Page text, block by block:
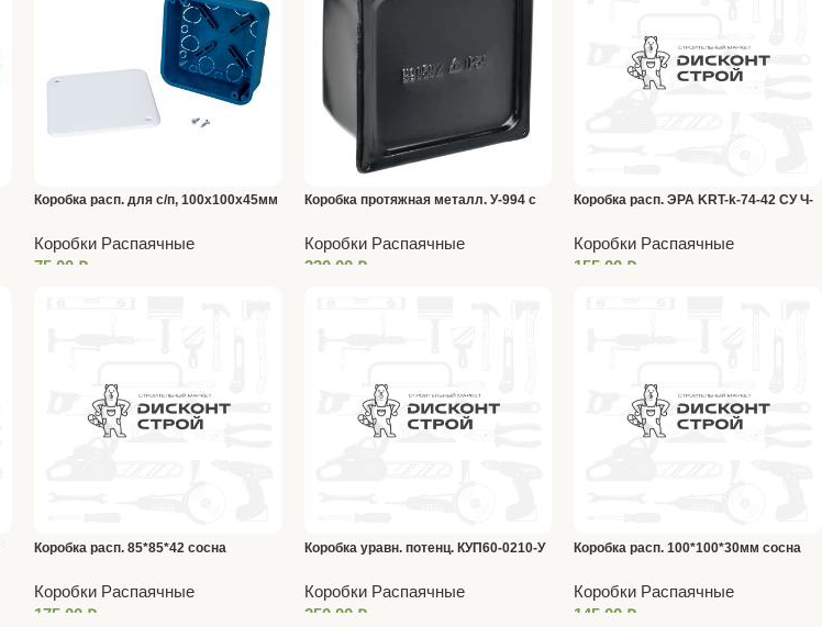
Коробка расп. для с/п, 100х100х45мм
Коробки Распаячные
75,00 ₽
Коробка протяжная металл. У-994 c
Коробки Распаячные
330,00 ₽
Коробка расп. ЭРА KRT-k-74-42 СУ Ч-
тв.стен+клеммник+крышка IP20
Коробки Распаячные
155,00 ₽
Коробка расп. 85*85*42 сосна
Коробки Распаячные
175,00 ₽
Коробка уравн. потенц. КУП60-0210-У
Коробки Распаячные
250,00 ₽
Коробка расп. 100*100*30мм сосна
Коробки Распаячные
145,00 ₽